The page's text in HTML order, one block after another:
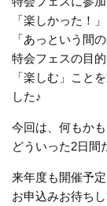
「楽しかった！
「あっという間
特会フェスの目
「楽しむ」こと
した♪
今回は、何もか
どういった2日
来年度も開催予定
お申込みお待ち